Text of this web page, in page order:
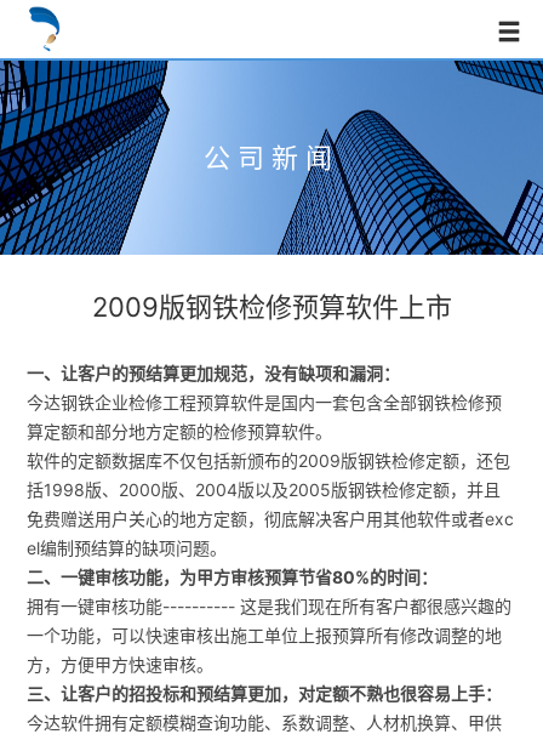
公司新闻
2009版钢铁检修预算软件上市
一、让客户的预结算更加规范，没有缺项和漏洞：
今达钢铁企业检修工程预算软件是国内一套包含全部钢铁检修预
算定额和部分地方定额的检修预算软件。
软件的定额数据库不仅包括新颁布的2009版钢铁检修定额，还包
括1998版、2000版、2004版以及2005版钢铁检修定额，并且
免费赠送用户关心的地方定额，彻底解决客户用其他软件或者exc
el编制预结算的缺项问题。
二、一键审核功能，为甲方审核预算节省80%的时间：
拥有一键审核功能---------- 这是我们现在所有客户都很感兴趣的
一个功能，可以快速审核出施工单位上报预算所有修改调整的地
方，方便甲方快速审核。
三、让客户的招投标和预结算更加，对定额不熟也很容易上手：
今达软件拥有定额模糊查询功能、系数调整、人材机换算、甲供